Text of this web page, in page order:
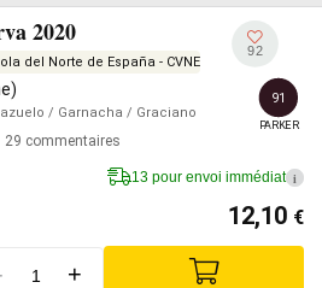
2020
del Norte de España - CVNE
/ Garnacha / Graciano
29 commentaires
92
91
PARKER
13 pour envoi immédiat i
12,10 €
+